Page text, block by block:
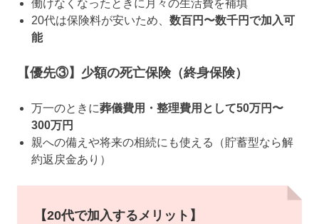
働けなくなったときに月々の生活費を補填
20代は保険料が安いため、 数百円〜数千円で加入可
能
【優先③】少額の死亡保険（終身保険）
万一のときに葬儀費用・整理費用として50万円〜
300万円
親への備えや将来の相続にも使える（貯蓄型なら解
約返戻金あり）
【20代で加入するメリット】